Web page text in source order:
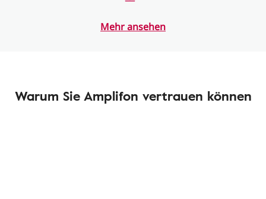
Mehr ansehen
Warum Sie Amplifon vertrauen können